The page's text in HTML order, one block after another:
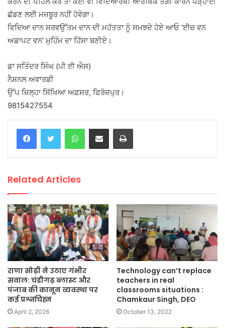
ਛੱਡਣ ਲਈ ਮਜਬੂਰ ਨਹੀਂ ਹੋਵੇਗਾ।
ਵਿਦਿਆ ਦਾਨ ਸਰਵਉੱਤਮ ਦਾਨ ਦੀ ਮਹੱਤਤਾ ਨੂੰ ਸਮਝਦੇ ਹੋਏ ਆਓ ‘ਈਚ ਵਨ
ਅਡਾਪਟ ਵਨ’ ਮੁਹਿੰਮ ਦਾ ਹਿੱਸਾ ਬਣੀਏ।
ਡਾ ਸਤਿੰਦਰ ਸਿੰਘ (ਪੀ ਈ ਐਸ)
ਨੈਸ਼ਨਲ ਅਵਾਰਡੀ
ਉੱਪ ਜ਼ਿਲ੍ਹਾ ਸਿੱਖਿਆ ਅਫ਼ਸਰ, ਫਿਰੋਜ਼ਪੁਰ।
9815427554
WhatsAppShare via Email Print
Related Articles
राणा सोढ़ी ने उठाए गंभीर
सवाल: चंडीगढ़ ब्लास्ट और
पंजाब की कानून व्यवस्था पर
कई प्रश्नचिह्न
April 2, 2026
Technology can’t replace
teachers in real
classrooms situations :
Chamkaur Singh, DEO
October 13, 2022